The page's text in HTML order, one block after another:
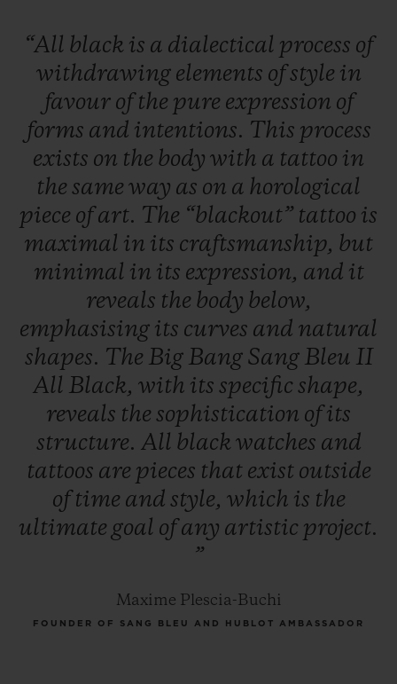
“All black is a dialectical process of
withdrawing elements ofstyle in
favour ofthe pure expression of
forms and intentions. This process
exists on the body with a tattoo in
the same way as on a horological
piece ofart. The “blackout” tattoo is
maximal in its craftsmanship, but
minimal in its expression, and it
reveals the body below,
emphasising its curves and natural
shapes. The Big Bang Sang Bleu II
All Black, with its specific shape,
reveals the sophistication ofits
structure. All blackwatches and
tattoos are pieces that exist outside
oftime and style, which is the
ultimate goal ofany artistic project.
”
Maxime Plescia-Buchi
FOUNDER OF SANG BLEU AND HUBLOT AMBASSADOR